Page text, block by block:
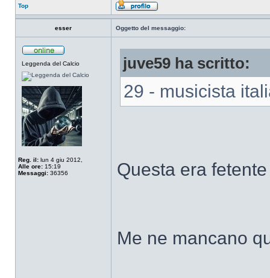
Top
esser Oggetto del messaggio:
Leggenda del Calcio
Reg. il: lun 4 giu 2012,
Alle ore: 15:19
Messaggi: 36356
juve59 ha scritto:
29 - musicista
Questa era
Me ne mancano